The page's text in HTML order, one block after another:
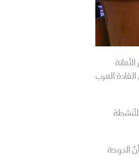
الـ 25 التي تنعقد في مقر الأمانة
العرب
الدوحة